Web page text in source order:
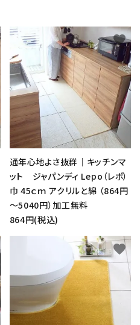
通年心地よさ抜群｜キッチンマ
ット ジャパンディ Lepo（レポ）
巾 45ｃｍ アクリルと綿 （864円
～5040円）加工無料
864円(税込)
favorite
favorite